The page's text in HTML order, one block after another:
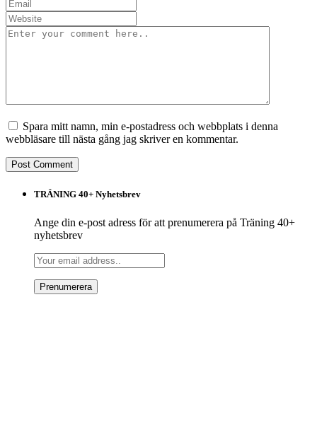
Spara mitt namn, min e-postadress och webbplats i denna
webbläsare till nästa gång jag skriver en kommentar.
TRÄNING 40+ Nyhetsbrev
Ange din e-post adress för att prenumerera på Träning 40+
nyhetsbrev